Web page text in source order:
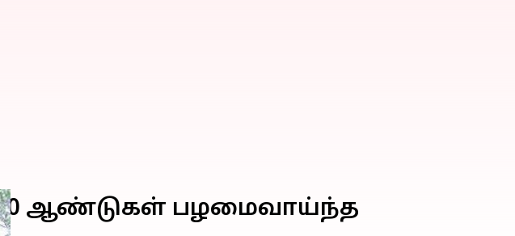
ஆண்டுகள் பழமைவாய்ந்த